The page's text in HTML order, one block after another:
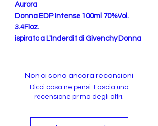
Aurora
Donna EDP Intense 100ml 70%Vol.
3.4Floz.
ispirato a L'Inderdit di Givenchy Donna
Non ci sono ancora recensioni
Dicci cosa ne pensi. Lascia una
recensione prima degli altri.